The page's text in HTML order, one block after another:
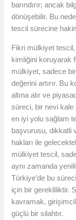
barındırır; ancak
dönüşebilir. Bu
tescil sürecine
Fikri mülkiyet
kimliğini koruyarak
mülkiyet, sadece
değerini artırır. Bu
altına alır ve
süreci, bir nevi kale
en iyi yolu sağlam
başvurusu, dikkatli
hakları ile
mülkiyet tescil,
aynı zamanda
Türkiye’de bu
için bir gerekliliktir.
kavramak,
güçlü bir silahtır.